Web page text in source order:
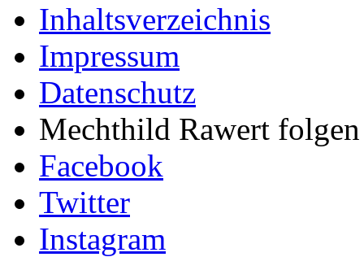
Inhaltsverzeichnis
Impressum
Datenschutz
Mechthild Rawert
Facebook
Twitter
Instagram